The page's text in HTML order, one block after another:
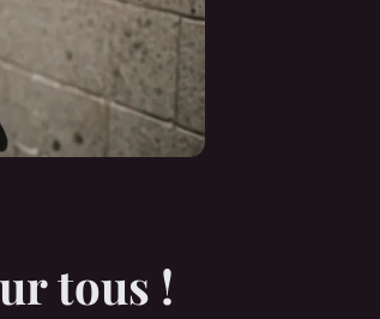
tous !